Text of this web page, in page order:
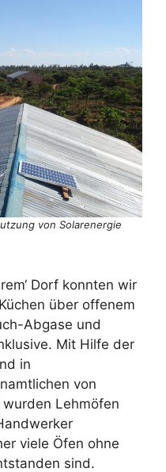
von Solarenergie
Dorf konnten wir
über offenem
Abgase und
Mit Hilfe der
in
von
wurden Lehmöfen
viele Öfen ohne
sind.